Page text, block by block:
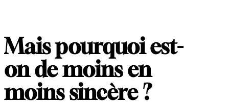
Mais pourquoi est-
on de moins en
moins sincère ?